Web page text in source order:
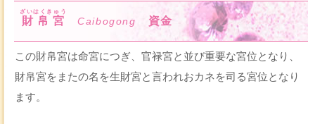
財帛宮
ざいはくきゅう
Caibogong 資金
この財帛宮は命宮につぎ、官禄宮と並び重要な宮位となり、
財帛宮をまたの名を生財宮と言われおカネを司る宮位となり
ます。